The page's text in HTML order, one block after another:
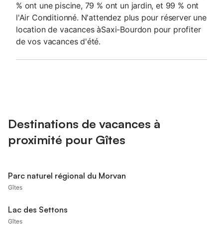
% ont une piscine, 79 % ont un jardin, et 99 % ont
l'Air Conditionné. N'attendez plus pour réserver une
location de vacances àSaxi-Bourdon pour profiter
de vos vacances d'été.
Destinations de vacances à
proximité pour Gîtes
Parc naturel régional du Morvan
Gîtes
Lac des Settons
Gîtes